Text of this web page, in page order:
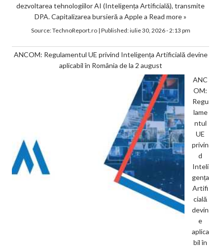
dezvoltarea tehnologiilor AI (Inteligența Artificială), transmite
DPA. Capitalizarea bursieră a Apple a Read more »
Source:TechnoReport.ro| Published:iulie 30, 2026 - 2:13 pm
ANCOM: Regulamentul UE privind Inteligența Artificială devine
aplicabil în România de la 2 august
ANC
OM:
Regu
lame
ntul
UE
privin
d
Inteli
gența
Artifi
cială
devin
e
aplica
bil în